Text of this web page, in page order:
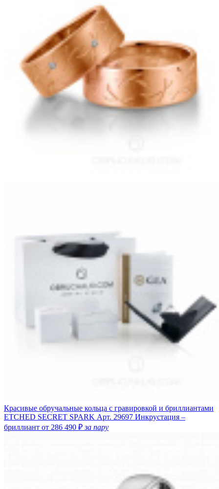
Красивые обручальные кольца с гравировкой и бриллиантами
ETCHED SECRET SPARK Арт. 29697 Инкрустация –
бриллиант от 286 490 ₽за пару